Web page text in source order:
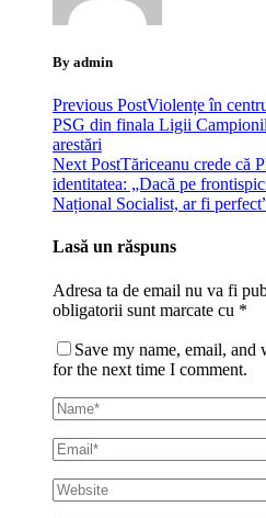
By admin
Previous PostViolențe în
PSG din finala Ligii
arestări
Next PostTăriceanu crede că
identitatea: „Dacă pe
Național Socialist, ar fi
Lasă un răspuns
Adresa ta de email nu va fi
obligatorii sunt marcate cu *
Save my name, email, and
for the next time I comment.